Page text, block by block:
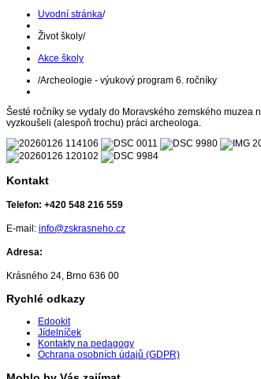
Uvodní stránka/
Život školy/
Akce školy
/Archeologie - výukový program 6. ročníky
Šesté ročníky se vydaly do Moravského zemského
vyzkoušeli (alespoň trochu) práci archeologa.
Kontakt
Telefon: +420 548 216 559
E-mail: info@zskrasneho.cz
Adresa:
Krásného 24, Brno 636 00
Rychlé odkazy
Edookit
Jídelníček
Kontakty na pedagogy
Ochrana osobních údajů (GDPR)